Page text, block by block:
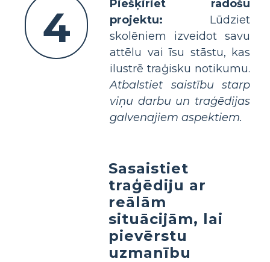
4
Piešķiriet radošu
projektu: Lūdziet
skolēniem izveidot savu
attēlu vai īsu stāstu, kas
ilustrē traģisku notikumu.
Atbalstiet saistību starp
viņu darbu un traģēdijas
galvenajiem aspektiem.
Sasaistiet
traģēdiju ar
reālām
situācijām, lai
pievērstu
uzmanību